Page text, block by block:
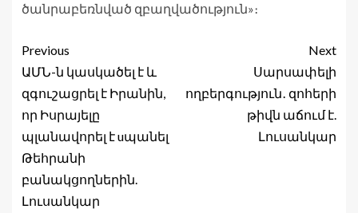
ծանրաբեռնված զբաղվածություն»։
Previous
ԱՄՆ-ն կասկածել է և
զգուշացրել է Իրանին,
որ Իսրայելը
պլանավորել է uպանել
Թեհրանի
բանակցողներին.
Լուսանկար
Next
Սարսափելի
ողբերգություն․ զոհերի
թիվն աճում է.
Լուսանկար